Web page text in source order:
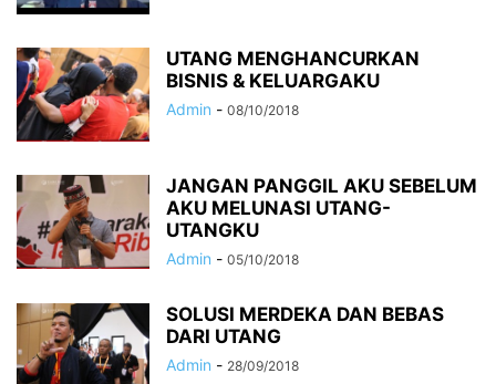
UTANG MENGHANCURKAN
BISNIS & KELUARGAKU
Admin - 08/10/2018
JANGAN PANGGIL AKU SEBELUM
AKU MELUNASI UTANG-
UTANGKU
Admin - 05/10/2018
SOLUSI MERDEKA DAN BEBAS
DARI UTANG
Admin - 28/09/2018